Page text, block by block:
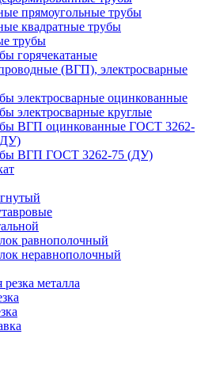
прямоугольные трубы
квадратные трубы
трубы
горячекатаные
(ВГП), электросварные
электросварные оцинкованные
электросварные круглые
ВГП оцинкованные ГОСТ 3262-
ВГП ГОСТ 3262-75 (ДУ)
равнополочный
неравнополочный
металла